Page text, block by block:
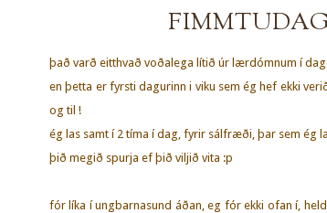
það varð eitthvað voðalega lítið úr lærdómnum í
en þetta er fyrsti dagurinn i viku sem ég hef ekki
og til !
ég las samt í 2 tíma í dag, fyrir sálfræði, þar sem ég
þið megið spurja ef þið viljið vita :p
fór líka í ungbarnasund áðan, eg fór ekki ofan í,